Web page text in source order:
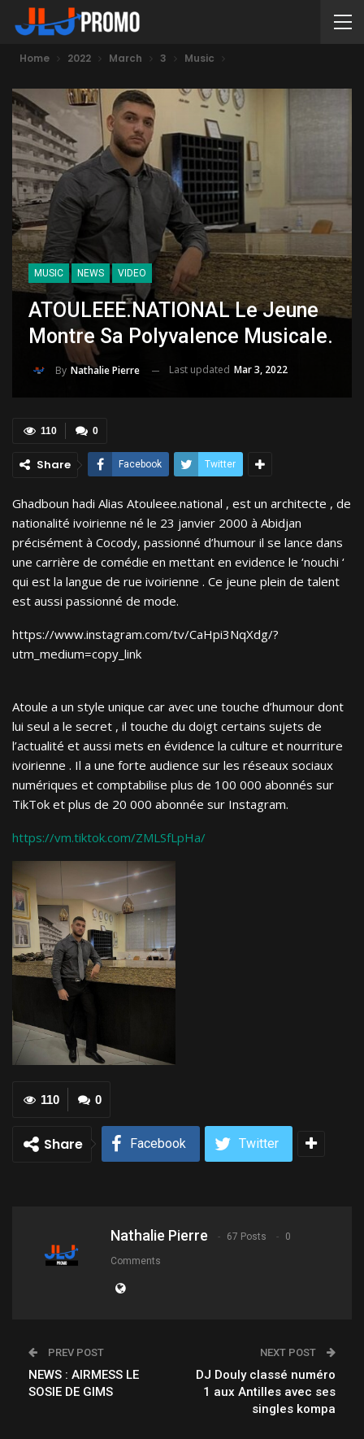
Home 2022 March 3 Music
MUSIC NEWS VIDEO
ATOULEEE.NATIONAL Le Jeune
Montre Sa Polyvalence Musicale.
By Nathalie Pierre Last updated Mar 3, 2022
0
110
Share Facebook Twitter
Ghadboun hadi Alias Atouleee.national , est un architecte , de
nationalité ivoirienne né le 23 janvier 2000 à Abidjan
précisément à Cocody, passionné d’humour il se lance dans
une carrière de comédie en mettant en evidence le ‘nouchi ‘
qui est la langue de rue ivoirienne . Ce jeune plein de talent
est aussi passionné de mode.
https://www.instagram.com/tv/CaHpi3NqXdg/?
utm_medium=copy_link
Atoule a un style unique car avec une touche d’humour dont
lui seul a le secret , il touche du doigt certains sujets de
l’actualité et aussi mets en évidence la culture et nourriture
ivoirienne . Il a une forte audience sur les réseaux sociaux
numériques et comptabilise plus de 100 000 abonnés sur
TikTok et plus de 20 000 abonnée sur Instagram.
https://vm.tiktok.com/ZMLSfLpHa/
0
110
Share Facebook Twitter
Nathalie Pierre 67 Posts 0
Comments
PREV POST
NEWS : AIRMESS LE
SOSIE DE GIMS
NEXT POST
DJ Douly classé numéro
1 aux Antilles avec ses
singles kompa